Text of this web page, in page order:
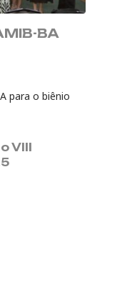
BA
para o biênio
VIII